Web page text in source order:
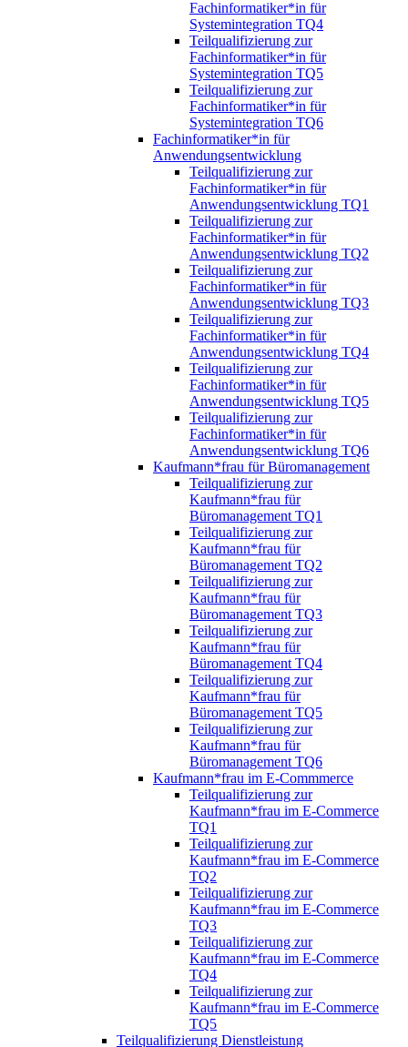
Fachinformatiker*in für
Systemintegration TQ4
Teilqualifizierung zur
Fachinformatiker*in für
Systemintegration TQ5
Teilqualifizierung zur
Fachinformatiker*in für
Systemintegration TQ6
Fachinformatiker*in für
Anwendungsentwicklung
Teilqualifizierung zur
Fachinformatiker*in für
Anwendungsentwicklung TQ1
Teilqualifizierung zur
Fachinformatiker*in für
Anwendungsentwicklung TQ2
Teilqualifizierung zur
Fachinformatiker*in für
Anwendungsentwicklung TQ3
Teilqualifizierung zur
Fachinformatiker*in für
Anwendungsentwicklung TQ4
Teilqualifizierung zur
Fachinformatiker*in für
Anwendungsentwicklung TQ5
Teilqualifizierung zur
Fachinformatiker*in für
Anwendungsentwicklung TQ6
Kaufmann*frau für Büromanagement
Teilqualifizierung zur
Kaufmann*frau für
Büromanagement TQ1
Teilqualifizierung zur
Kaufmann*frau für
Büromanagement TQ2
Teilqualifizierung zur
Kaufmann*frau für
Büromanagement TQ3
Teilqualifizierung zur
Kaufmann*frau für
Büromanagement TQ4
Teilqualifizierung zur
Kaufmann*frau für
Büromanagement TQ5
Teilqualifizierung zur
Kaufmann*frau für
Büromanagement TQ6
Kaufmann*frau im E-Commmerce
Teilqualifizierung zur
Kaufmann*frau im E-Commerce
TQ1
Teilqualifizierung zur
Kaufmann*frau im E-Commerce
TQ2
Teilqualifizierung zur
Kaufmann*frau im E-Commerce
TQ3
Teilqualifizierung zur
Kaufmann*frau im E-Commerce
TQ4
Teilqualifizierung zur
Kaufmann*frau im E-Commerce
TQ5
Teilqualifizierung Dienstleistung